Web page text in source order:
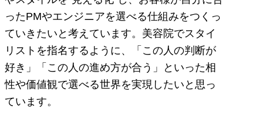
ったPMやエンジニアを選べる仕組みをつくっ
ていきたいと考えています。美容院でスタイ
リストを指名するように、「この人の判断が
好き」「この人の進め方が合う」といった相
性や価値観で選べる世界を実現したいと思っ
ています。